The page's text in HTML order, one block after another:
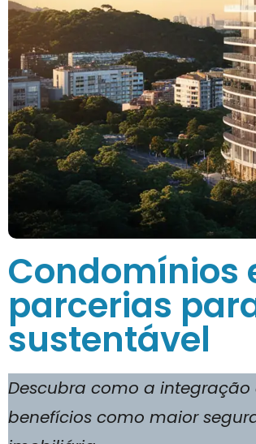
Condomínios
parcerias
sustentável
Descubra como a
benefícios como maior